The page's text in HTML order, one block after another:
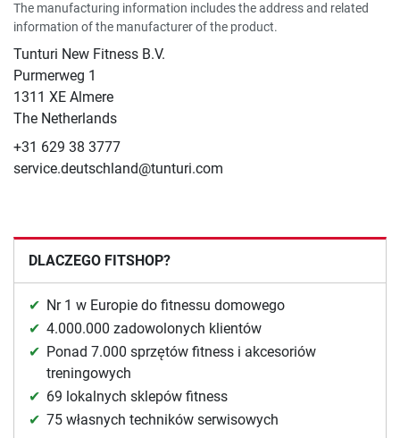
The manufacturing information includes the address and related
information of the manufacturer of the product.
Tunturi New Fitness B.V.
​Purmerweg 1
1311 XE Almere
The Netherlands
+31 629 38 3777
service.deutschland@tunturi.com
DLACZEGO FITSHOP?
Nr 1 w Europie do fitnessu domowego
4.000.000 zadowolonych klientów
Ponad 7.000 sprzętów fitness i akcesoriów
treningowych
69 lokalnych sklepów fitness
75 własnych techników serwisowych